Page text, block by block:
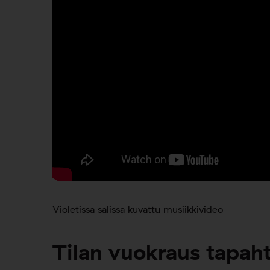
Violetissa salissa kuvattu musiikkivideo
Tilan vuokraus